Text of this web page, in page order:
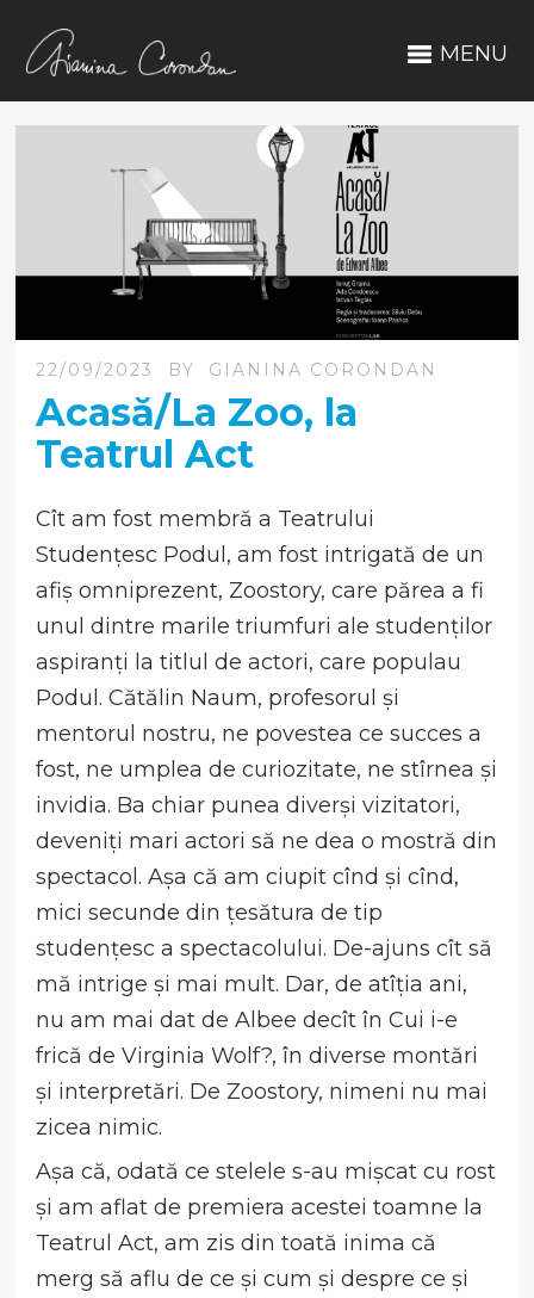
MENU
22/09/2023 BY GIANINA CORONDAN
Acasă/La Zoo, la
Teatrul Act
Cît am fost membră a Teatrului
Studențesc Podul, am fost intrigată de un
afiș omniprezent, Zoostory, care părea a fi
unul dintre marile triumfuri ale studenților
aspiranți la titlul de actori, care populau
Podul. Cătălin Naum, profesorul și
mentorul nostru, ne povestea ce succes a
fost, ne umplea de curiozitate, ne stîrnea și
invidia. Ba chiar punea diverși vizitatori,
deveniți mari actori să ne dea o mostră din
spectacol. Așa că am ciupit cînd și cînd,
mici secunde din țesătura de tip
studențesc a spectacolului. De-ajuns cît să
mă intrige și mai mult. Dar, de atîția ani,
nu am mai dat de Albee decît în Cui i-e
frică de Virginia Wolf?, în diverse montări
și interpretări. De Zoostory, nimeni nu mai
zicea nimic.
Așa că, odată ce stelele s-au mișcat cu rost
și am aflat de premiera acestei toamne la
Teatrul Act, am zis din toată inima că
merg să aflu de ce și cum și despre ce și